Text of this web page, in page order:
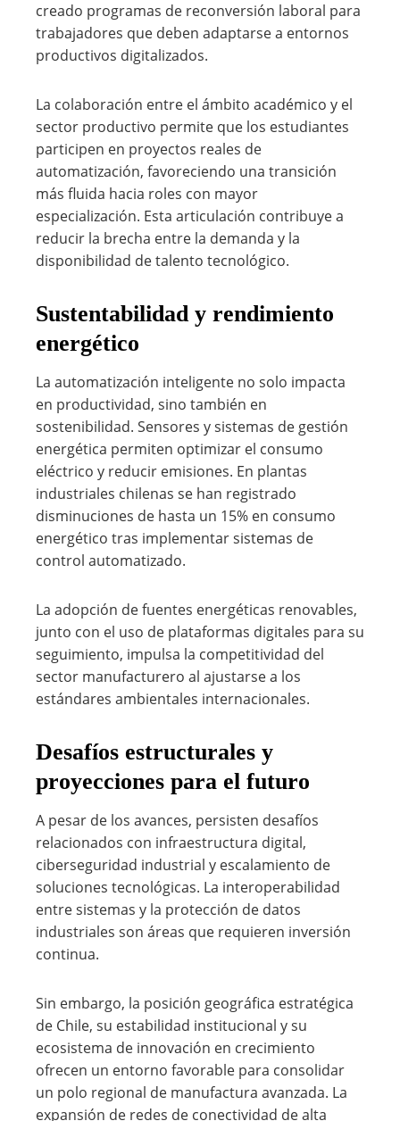
creado programas de reconversión laboral para
trabajadores que deben adaptarse a entornos
productivos digitalizados.
La colaboración entre el ámbito académico y el
sector productivo permite que los estudiantes
participen en proyectos reales de
automatización, favoreciendo una transición
más fluida hacia roles con mayor
especialización. Esta articulación contribuye a
reducir la brecha entre la demanda y la
disponibilidad de talento tecnológico.
Sustentabilidad y rendimiento
energético
La automatización inteligente no solo impacta
en productividad, sino también en
sostenibilidad. Sensores y sistemas de gestión
energética permiten optimizar el consumo
eléctrico y reducir emisiones. En plantas
industriales chilenas se han registrado
disminuciones de hasta un 15% en consumo
energético tras implementar sistemas de
control automatizado.
La adopción de fuentes energéticas renovables,
junto con el uso de plataformas digitales para su
seguimiento, impulsa la competitividad del
sector manufacturero al ajustarse a los
estándares ambientales internacionales.
Desafíos estructurales y
proyecciones para el futuro
A pesar de los avances, persisten desafíos
relacionados con infraestructura digital,
ciberseguridad industrial y escalamiento de
soluciones tecnológicas. La interoperabilidad
entre sistemas y la protección de datos
industriales son áreas que requieren inversión
continua.
Sin embargo, la posición geográfica estratégica
de Chile, su estabilidad institucional y su
ecosistema de innovación en crecimiento
ofrecen un entorno favorable para consolidar
un polo regional de manufactura avanzada. La
expansión de redes de conectividad de alta